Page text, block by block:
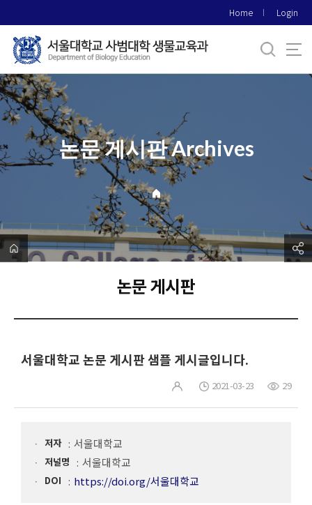
로
메
뉴
Home Login
논문 게시판 Archives
논문 게시판
서울대학교 논문 게시판 샘플 게시글입니다.
2021-03-23 29
저자 서울대학교
저널명 서울대학교
DOI https://doi.org/서울대학교